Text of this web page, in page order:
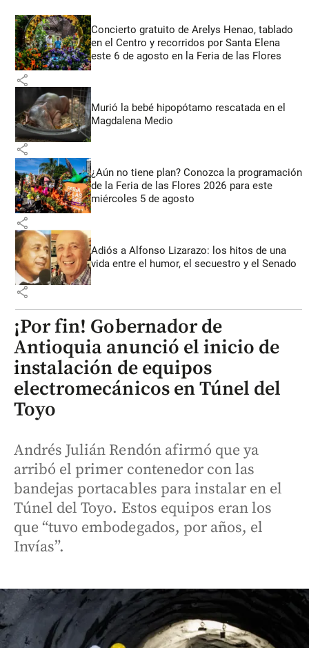
Concierto gratuito de Arelys Henao, tablado
en el Centro y recorridos por Santa Elena
este 6 de agosto en la Feria de las Flores
share
Murió la bebé hipopótamo rescatada en el
Magdalena Medio
share
¿Aún no tiene plan? Conozca la programación
de la Feria de las Flores 2026 para este
miércoles 5 de agosto
share
Adiós a Alfonso Lizarazo: los hitos de una
vida entre el humor, el secuestro y el Senado
share
¡Por fin! Gobernador de
Antioquia anunció el inicio de
instalación de equipos
electromecánicos en Túnel del
Toyo
Andrés Julián Rendón afirmó que ya
arribó el primer contenedor con las
bandejas portacables para instalar en el
Túnel del Toyo. Estos equipos eran los
que “tuvo embodegados, por años, el
Invías”.